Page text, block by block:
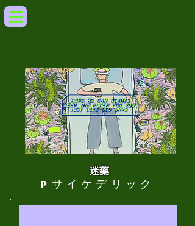
迷藥
P サイケデリック